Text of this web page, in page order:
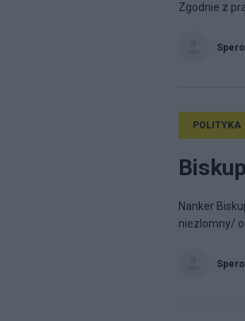
Zgodnie z
Spero
POLITYKA
Nanker
niezlomny/
Spero